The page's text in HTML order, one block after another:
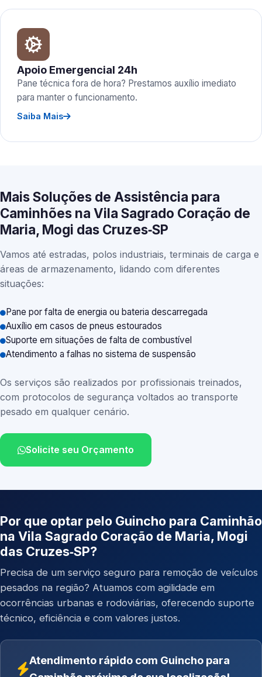
Apoio Emergencial 24h
Pane técnica fora de hora? Prestamos auxílio imediato
para manter o funcionamento.
Saiba Mais
Mais Soluções de Assistência para
Caminhões na Vila Sagrado Coração de
Maria, Mogi das Cruzes‑SP
Vamos até estradas, polos industriais, terminais de carga e
áreas de armazenamento, lidando com diferentes
situações:
Pane por falta de energia ou bateria descarregada
Auxílio em casos de pneus estourados
Suporte em situações de falta de combustível
Atendimento a falhas no sistema de suspensão
Os serviços são realizados por profissionais treinados,
com protocolos de segurança voltados ao transporte
pesado em qualquer cenário.
Solicite seu Orçamento
Por que optar pelo Guincho para Caminhão
na Vila Sagrado Coração de Maria, Mogi
das Cruzes‑SP?
Precisa de um serviço seguro para remoção de veículos
pesados na região? Atuamos com agilidade em
ocorrências urbanas e rodoviárias, oferecendo suporte
técnico, eficiência e com valores justos.
Atendimento rápido com Guincho para